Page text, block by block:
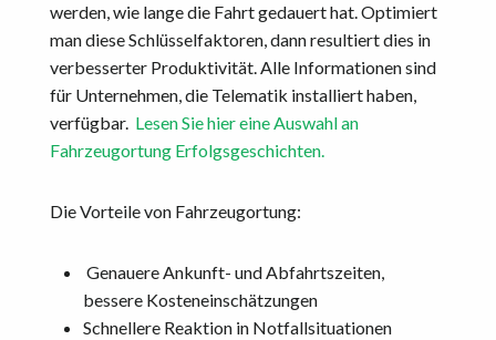
werden, wie lange die Fahrt gedauert hat. Optimiert
man diese Schlüsselfaktoren, dann resultiert dies in
verbesserter Produktivität. Alle Informationen sind
für Unternehmen, die Telematik installiert haben,
verfügbar. Lesen Sie hier eine Auswahl an
Fahrzeugortung Erfolgsgeschichten.
Die Vorteile von Fahrzeugortung:
Genauere Ankunft- und Abfahrtszeiten,
bessere Kosteneinschätzungen
Schnellere Reaktion in Notfallsituationen